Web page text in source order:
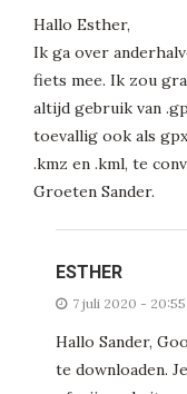
Hallo Esther,
Ik ga over
fiets mee. Ik zou
altijd gebruik van
toevallig ook als
.kmz en .kml, te
Groeten Sander.
ESTHER
7 juli 2020 - 20:55
Hallo Sander,
te downloaden.